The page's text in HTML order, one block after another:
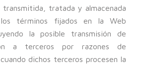
transmitida, tratada y almacenada
términos fijados en la Web
la posible transmisión de
a terceros por razones de
dichos terceros procesen la